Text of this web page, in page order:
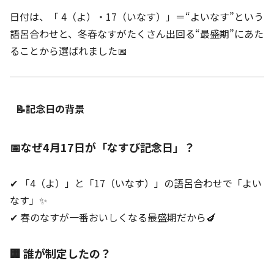
日付は、「 4（よ）・17（いなす）」＝“よいなす”という
語呂合わせと、冬春なすがたくさん出回る“最盛期”にあた
ることから選ばれました📅
📝記念日の背景
📅なぜ4月17日が「なすび記念日」？
✔ 「4（よ）」と「17（いなす）」の語呂合わせで「よい
なす」✨
✔ 春のなすが一番おいしくなる最盛期だから🍆
🏢 誰が制定したの？